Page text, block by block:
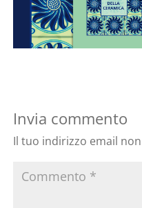
Invia commento
Il tuo indirizzo email